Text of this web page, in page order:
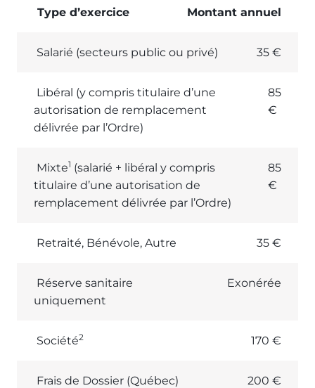
Type d’exercice Montant annuel
Salarié (secteurs public ou privé) 35 €
Libéral (y compris titulaire d’une
autorisation de remplacement
délivrée par l’Ordre)
85
€
Mixte1 (salarié + libéral y compris
titulaire d’une autorisation de
remplacement délivrée par l’Ordre)
85
€
Retraité, Bénévole, Autre 35 €
Réserve sanitaire
uniquement
Exonérée
Société2 170 €
Frais de Dossier (Québec) 200 €